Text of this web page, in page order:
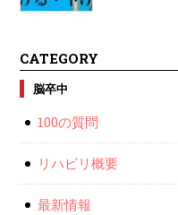
CATEGORY
脳卒中
100の質問
リハビリ概要
最新情報